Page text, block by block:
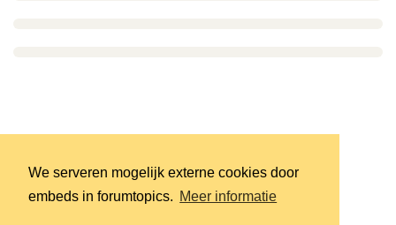
We serveren mogelijk externe cookies door
embeds in forumtopics. Meer informatie